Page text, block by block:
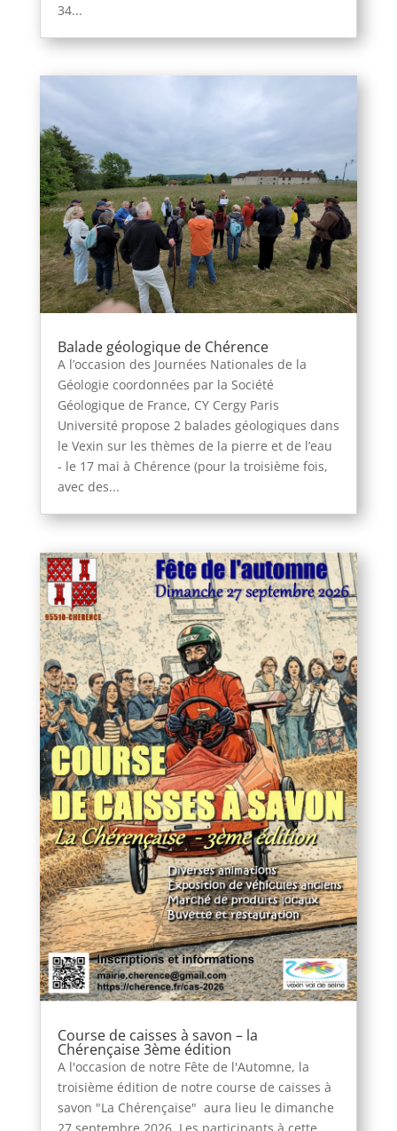
34...
Balade géologique de Chérence
A l’occasion des Journées Nationales de la
Géologie coordonnées par la Société
Géologique de France, CY Cergy Paris
Université propose 2 balades géologiques dans
le Vexin sur les thèmes de la pierre et de l’eau
- le 17 mai à Chérence (pour la troisième fois,
avec des...
Course de caisses à savon – la
Chérençaise 3ème édition
A l'occasion de notre Fête de l'Automne, la
troisième édition de notre course de caisses à
savon "La Chérençaise" aura lieu le dimanche
27 septembre 2026. Les participants à cette